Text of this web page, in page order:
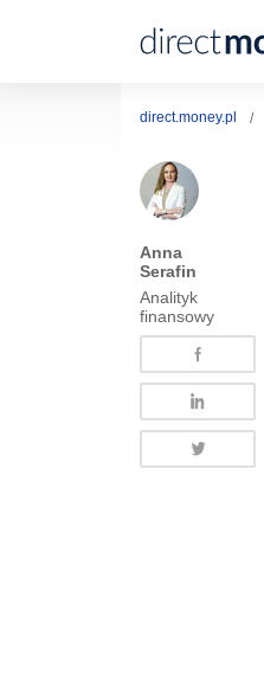
direct.money.pl
Anna
Serafin
Analityk
finansowy